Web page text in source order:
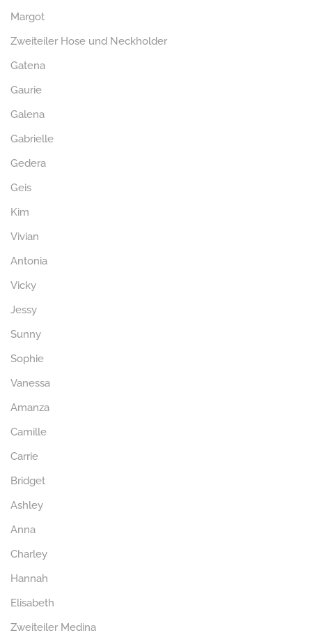
Margot
Zweiteiler Hose und Neckholder
Gatena
Gaurie
Galena
Gabrielle
Gedera
Geis
Kim
Vivian
Antonia
Vicky
Jessy
Sunny
Sophie
Vanessa
Amanza
Camille
Carrie
Bridget
Ashley
Anna
Charley
Hannah
Elisabeth
Zweiteiler Medina